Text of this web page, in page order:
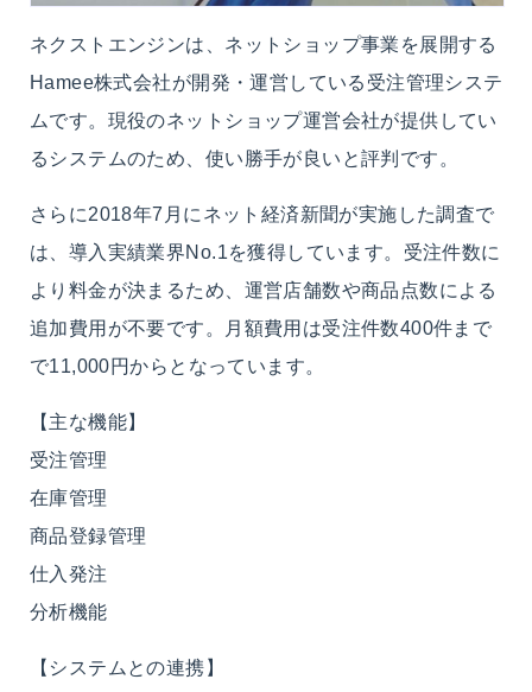
ネクストエンジンは、ネットショップ事業を展開する
Hamee株式会社が開発・運営している受注管理システ
ムです。現役のネットショップ運営会社が提供してい
るシステムのため、使い勝手が良いと評判です。
さらに2018年7月にネット経済新聞が実施した調査で
は、導入実績業界No.1を獲得しています。受注件数に
より料金が決まるため、運営店舗数や商品点数による
追加費用が不要です。月額費用は受注件数400件まで
で11,000円からとなっています。
【主な機能】
受注管理
在庫管理
商品登録管理
仕入発注
分析機能
【システムとの連携】